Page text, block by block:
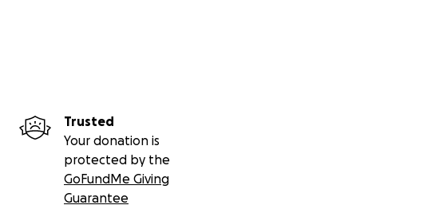
Trusted
Your donation is
protected by the
GoFundMe Giving
Guarantee